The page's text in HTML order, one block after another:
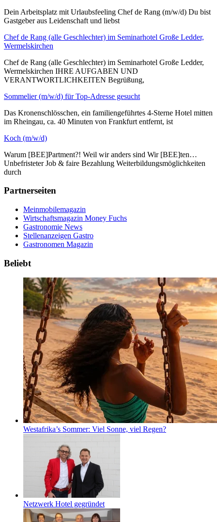
Dein Arbeitsplatz mit Urlaubsfeeling Chef de Rang (m/w/d) Du bist
Gastgeber aus Leidenschaft und liebst
Chef de Rang (alle Geschlechter) im Seminarhotel Große Ledder,
Wermelskirchen
Chef de Rang (alle Geschlechter) im Seminarhotel Große Ledder,
Wermelskirchen IHRE AUFGABEN UND
VERANTWORTLICHKEITEN Begrüßung,
Sommelier (m/w/d) für Top-Adresse gesucht
Das Kronenschlösschen, ein familiengeführtes 4-Sterne Hotel mitten
im Rheingau, ca. 40 Minuten von Frankfurt entfernt, ist
Koch (m/w/d)
Warum [BEE]Partment?! Weil wir anders sind Wir [BEE]ten…
Unbefristeter Job & faire Bezahlung Weiterbildungsmöglichkeiten
durch
Partnerseiten
Meinmobilemagazin
Wirtschaftsmagazin Money Fuchs
Gastronomie News
Stellenanzeigen Gastro
Gastronomen Magazin
Beliebt
Westafrika’s Sommer: Viel Sonne, viel Regen?
Netzwerk Hotel gegründet